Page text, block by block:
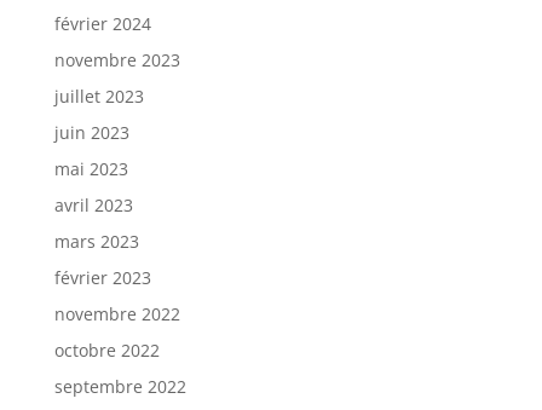
février 2024
novembre 2023
juillet 2023
juin 2023
mai 2023
avril 2023
mars 2023
février 2023
novembre 2022
octobre 2022
septembre 2022